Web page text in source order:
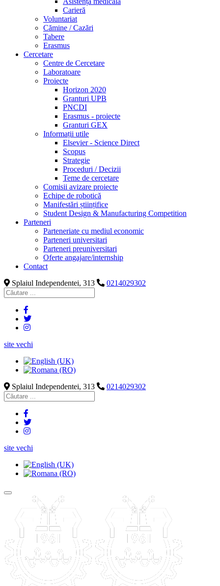
Carieră
Voluntariat
Cămine / Cazări
Tabere
Erasmus
Cercetare
Centre de Cercetare
Laboratoare
Proiecte
Horizon 2020
Granturi UPB
PNCDI
Erasmus - proiecte
Granturi GEX
Informații utile
Elsevier - Science Direct
Scopus
Strategie
Proceduri / Decizii
Teme de cercetare
Comisii avizare proiecte
Echipe de robotică
Manifestări științifice
Student Design & Manufacturing Competition
Parteneri
Parteneriate cu mediul economic
Parteneri universitari
Parteneri preuniversitari
Oferte angajare/internship
Contact
Splaiul Independentei, 313
0214029302
site vechi
Splaiul Independentei, 313 0214029302
site vechi